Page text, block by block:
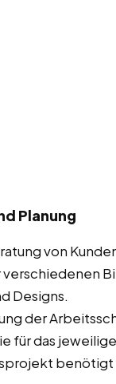
Planung
von
Designs.
der
für das jeweilige
benötigt